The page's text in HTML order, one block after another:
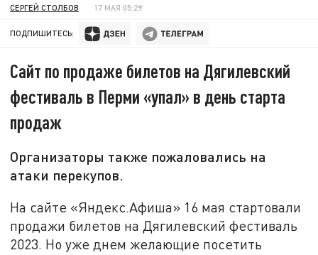
СЕРГЕЙ СТОЛБОВ 17 МАЯ 05:29
ПОДПИШИТЕСЬ:
Сайт по продаже билетов на Дягилевский
фестиваль в Перми «упал» в день старта
продаж
Организаторы также пожаловались на
атаки перекупов.
На сайте «Яндекс.Афиша» 16 мая стартовали
продажи билетов на Дягилевский фестиваль
2023. Но уже днем желающие посетить